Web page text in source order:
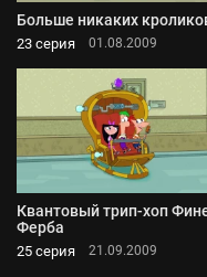
Больше никаких
23 серия 01.08.2009
Квантовый трип-хоп
Ферба
25 серия 21.09.2009